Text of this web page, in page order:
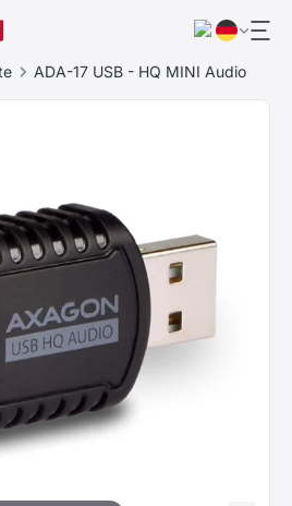
ADA-17 USB - HQ MINI Audio